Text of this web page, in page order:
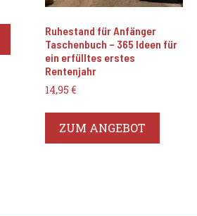
Ruhestand für Anfänger
Taschenbuch – 365 Ideen für
ein erfülltes erstes
Rentenjahr
14,95€
ZUM ANGEBOT